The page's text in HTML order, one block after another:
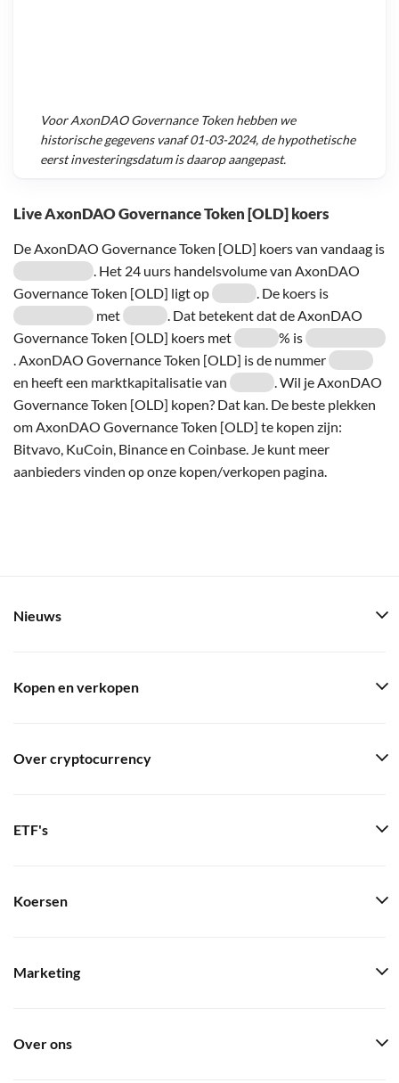
Live AxonDAO Governance Token [OLD] koers
De AxonDAO Governance Token [OLD] koers van vandaag is
. Het 24 uurs handelsvolume van AxonDAO
Governance Token [OLD] ligt op
. De koers is
met
. Dat betekent dat de AxonDAO
Governance Token [OLD] koers met
% is
. AxonDAO Governance Token [OLD] is de nummer
en heeft een marktkapitalisatie van
. Wil je AxonDAO
Governance Token [OLD] kopen? Dat kan. De beste plekken
om AxonDAO Governance Token [OLD] te kopen zijn:
Bitvavo, KuCoin, Binance en Coinbase. Je kunt meer
aanbieders vinden op onze kopen/verkopen pagina.
VoorAxonDAO Governance Tokenhebben we
historische gegevens vanaf01-03-2024, de hypothetische
eerst investeringsdatum is daarop aangepast.
Nieuws
Kopen en verkopen
Over cryptocurrency
ETF's
Koersen
Marketing
Over ons